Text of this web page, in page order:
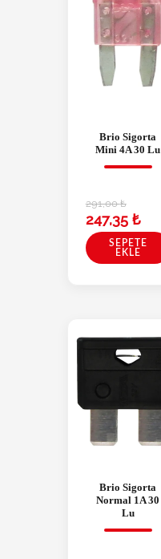
Brio Sigorta
Mini 4A 30 Lu
291,00₺
247,35 ₺
SEPETE
EKLE
Brio Sigorta
Normal 1A 30
Lu